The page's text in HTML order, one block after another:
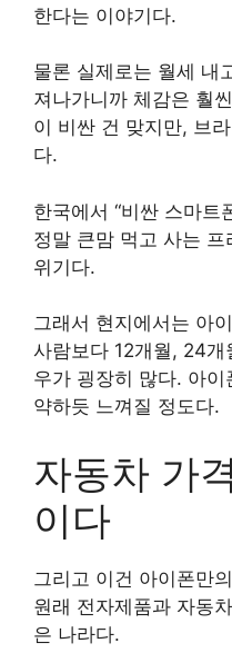
한다는 이야기다.
물론 실제로는 월세 내
져나가니까 체감은 훨
이 비싼 건 맞지만, 브
다.
한국에서 “비싼 스마트
정말 큰맘 먹고 사는
위기다.
그래서 현지에서는 아
사람보다 12개월, 24개
우가 굉장히 많다. 아
약하듯 느껴질 정도다.
자동차 가
이다
그리고 이건 아이폰만
원래 전자제품과 자동
은 나라다.